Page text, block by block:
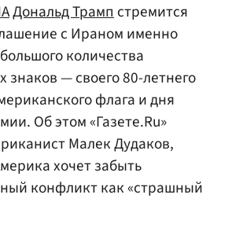
Дональд Трампстремится
с Ираном именно
количества
знаков — своего 80-летнего
флага и дня
Об этом «Газете.Ru»
Малек Дудаков,
хочет забыть
конфликт как «страшный